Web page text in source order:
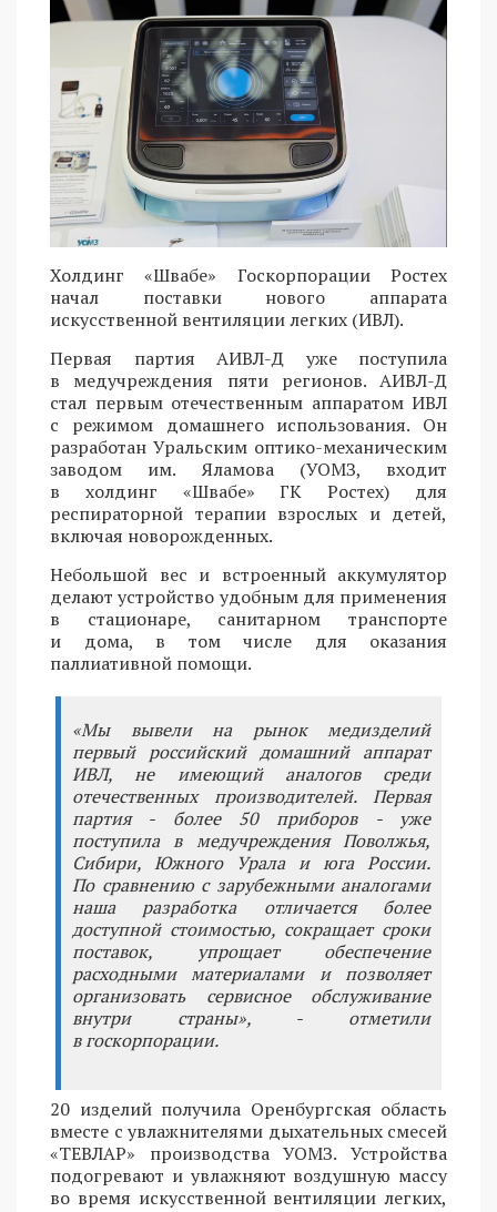
Холдинг «Швабе» Госкорпорации Ростех
начал поставки нового аппарата
искусственной вентиляции легких (ИВЛ).
Первая партия АИВЛ-Д уже поступила
в медучреждения пяти регионов. АИВЛ-Д
стал первым отечественным аппаратом ИВЛ
с режимом домашнего использования. Он
разработан Уральским оптико-механическим
заводом им. Яламова (УОМЗ, входит
в холдинг «Швабе» ГК Ростех) для
респираторной терапии взрослых и детей,
включая новорожденных.
Небольшой вес и встроенный аккумулятор
делают устройство удобным для применения
в стационаре, санитарном транспорте
и дома, в том числе для оказания
паллиативной помощи.
«Мы вывели на рынок медизделий
первый российский домашний аппарат
ИВЛ, не имеющий аналогов среди
отечественных производителей. Первая
партия - более 50 приборов - уже
поступила в медучреждения Поволжья,
Сибири, Южного Урала и юга России.
По сравнению с зарубежными аналогами
наша разработка отличается более
доступной стоимостью, сокращает сроки
поставок, упрощает обеспечение
расходными материалами и позволяет
организовать сервисное обслуживание
внутри страны», - отметили
в госкорпорации.
20 изделий получила Оренбургская область
вместе с увлажнителями дыхательных смесей
«ТЕВЛАР» производства УОМЗ. Устройства
подогревают и увлажняют воздушную массу
во время искусственной вентиляции легких,